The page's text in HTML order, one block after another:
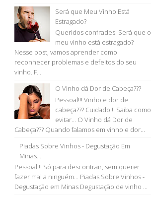
Será que Meu Vinho Está
Estragado?
Queridos confrades! Será que o
meu vinho está estragado?
Nesse post, vamos aprender como
reconhecer problemas e defeitos do seu
vinho. F...
O Vinho dá Dor de Cabeça???
Pessoal!!! Vinho e dor de
cabeça??? Cuidado!!! Saiba como
evitar... O Vinho dá Dor de
Cabeça??? Quando falamos em vinho e dor...
Piadas Sobre Vinhos - Degustação Em
Minas...
Pessoal!!! Só para descontrair, sem querer
fazer mal a ninguém... Piadas Sobre Vinhos -
Degustação em Minas Degustação de vinho ...